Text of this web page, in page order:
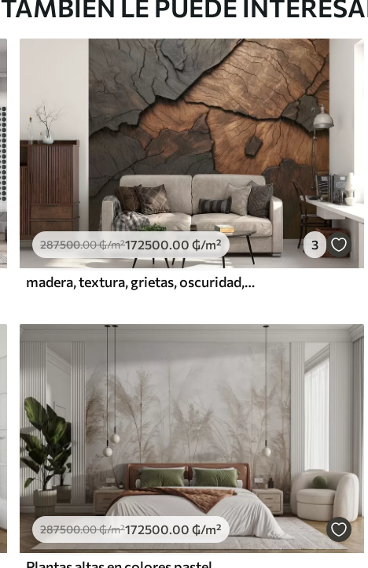
TAMBIÉN LE PUEDE
287500.00₲/m²172500 .00 ₲/m² 3
madera, textura, grietas, oscuridad, corteza, superficie
287500.00₲/m²172500.00 ₲/m²